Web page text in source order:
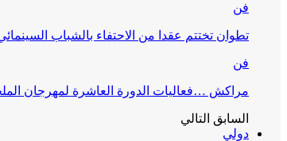
فن
تطوان تختتم عقدا من الاحتفاء بالشباب
فن
مراكش …فعاليات الدورة العاشرة لمهرجان
السابق التالي
دولي